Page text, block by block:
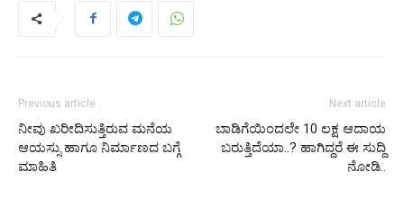
Previous article
ನೀವು ಖರೀದಿಸುತ್ತಿರುವ ಮನೆಯ
ಆಯಸ್ಸು ಹಾಗೂ ನಿರ್ಮಾಣದ ಬಗ್ಗೆ
ಮಾಹಿತಿ
Next article
ಬಾಡಿಗೆಯಿಂದಲೇ 10 ಲಕ್ಷ ಆದಾಯ
ಬರುತ್ತಿದೆಯಾ..? ಹಾಗಿದ್ದರೆ ಈ ಸುದ್ದಿ
ನೋಡಿ..